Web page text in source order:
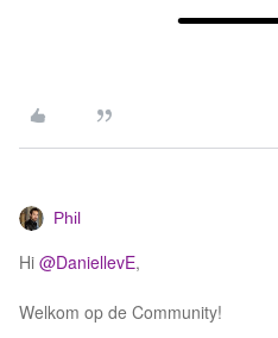
Phil
Hi @DaniellevE,
Welkom op de Community!